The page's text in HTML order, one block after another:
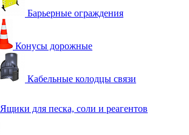
Барьерные ограждения
Конусы дорожные
Кабельные колодцы связи
Ящики для песка, соли и реагентов